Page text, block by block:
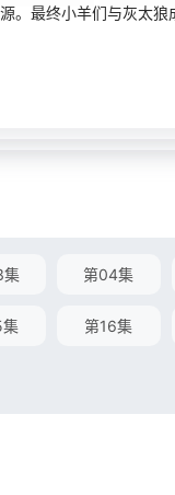
。最终小羊们与灰太
集 第04集
集 第16集